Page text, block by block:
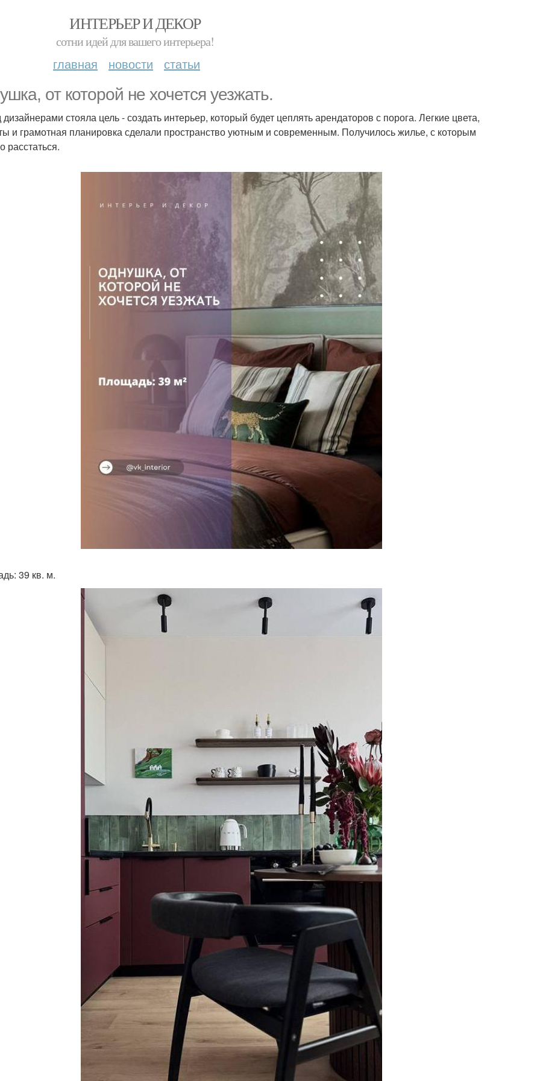
ИНТЕРЬЕР И ДЕКОР
сотни идей для вашего интерьера!
главная новости статьи
от которой не хочется уезжать.
стояла цель - создать интерьер, который будет цеплять арендаторов с порога. Легкие цвета,
и грамотная планировка сделали пространство уютным и современным. Получилось жилье, с которым
расстаться.
39 кв. м.